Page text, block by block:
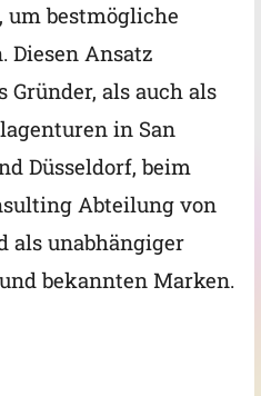
bestmögliche
Diesen Ansatz
als auch als
in San
Düsseldorf, beim
Abteilung von
als unabhängiger
bekannten Marken.